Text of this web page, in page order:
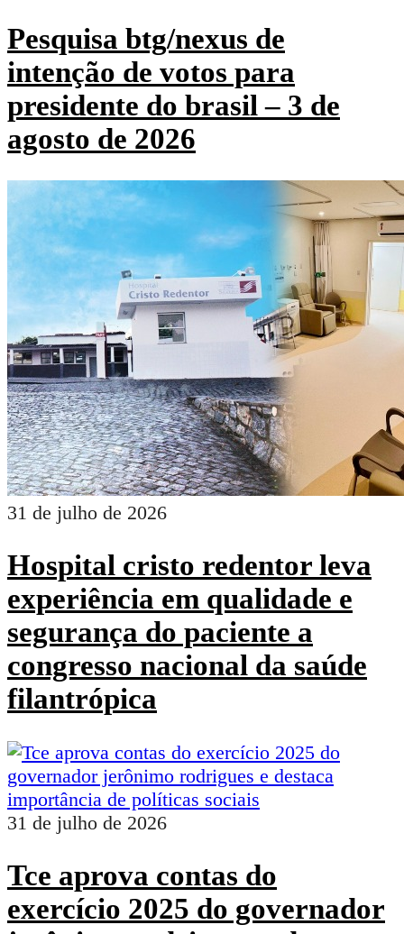
Pesquisa btg/nexus de
intenção de votos para
presidente do brasil – 3 de
agosto de 2026
31 de julho de 2026
Hospital cristo redentor leva
experiência em qualidade e
segurança do paciente a
congresso nacional da saúde
filantrópica
31 de julho de 2026
Tce aprova contas do
exercício 2025 do governador